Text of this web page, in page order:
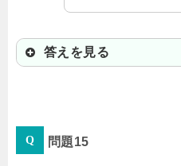
答えを見る
「松山市歩行町（かち
問題15